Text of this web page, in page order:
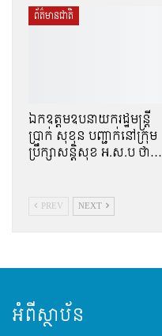
ព័ត៌មានជាតិ
ឯកឧត្តមឧបនាយករដ្ឋមន្ត្រី
ប្រាក់ សុខុន បញ្ជាក់នៅក្រុម
ប្រឹក្សាសន្តិសុខ អ.ស.ប ថា…
PREV NEXT
អំពីស្ថាប័ន